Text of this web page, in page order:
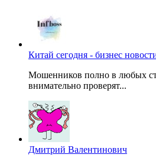
Китай сегодня - бизнес
Мошенников полно в любых
внимательно проверят...
Дмитрий Валентинович